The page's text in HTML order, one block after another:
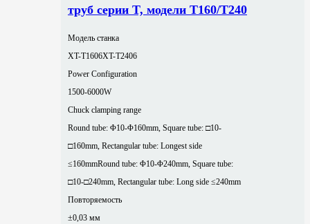
труб серии T, модели T160/T240
Модель станка
XT-T1606XT-T2406
Power Configuration
1500-6000W
Chuck clamping range
Round tube: Φ10-Φ160mm, Square tube: □10-
□160mm, Rectangular tube: Longest side
≤160mmRound tube: Φ10-Φ240mm, Square tube:
□10-□240mm, Rectangular tube: Long side ≤240mm
Повторяемость
±0,03 мм